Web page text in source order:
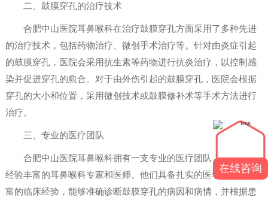
二、鼓膜穿孔的治疗技术
合肥中山医院耳鼻喉科在治疗鼓膜穿孔方面采用了多种先进
的治疗技术，包括药物治疗、微创手术治疗等。针对由炎症引起
的鼓膜穿孔，医院会采用抗生素等药物进行抗炎治疗，以控制感
染并促进穿孔的愈合。对于由外伤引起的鼓膜穿孔，医院会根据
穿孔的大小和位置，采用微创技术或鼓膜修补术等手术方法进行
治疗。
三、专业的医疗团队
合肥中山医院耳鼻喉科拥有一支专业的医疗团队，包括多名
经验丰富的耳鼻喉科专家和医师。他们具备扎实的医学知识和丰
富的临床经验，能够准确诊断鼓膜穿孔的病因和病情，并根据患
在线咨询